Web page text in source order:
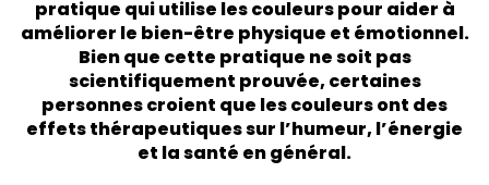
Vert
pratique qui utilise les couleurs pour aider à
améliorer le bien-être physique et émotionnel.
Bien que cette pratique ne soit pas
scientifiquement prouvée, certaines
personnes croient que les couleurs ont des
effets thérapeutiques sur l’humeur, l’énergie
et la santé en général.